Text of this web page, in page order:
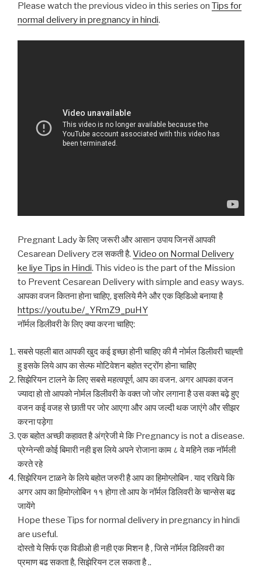
Please watch the previous video in this series on Tips for
normal delivery in pregnancy in hindi.
Pregnant Lady के लिए जरूरी और आसान उपाय जिनसें आपकी
Cesarean Delivery टल सकती है. Video on Normal Delivery
ke liye Tips in Hindi. This video is the part of the Mission
to Prevent Cesarean Delivery with simple and easy ways.
आपका वजन कितना होना चाहिए, इसलिये मैने और एक व्हिडिओ बनाया है
https://youtu.be/_YRmZ9_puHY
नॉर्मल डिलीवरी के लिए क्या करना चाहिए:
सबसे पहली बात आपकी खुद कई इच्छा होनी चाहिए की मै नोर्मल डिलीवरी चाह्ती
हु इसके लिये आप का सेल्फ मोटिवेशन बहोत स्ट्रोंग होना चाहिए
सिझेरियन टालने के लिए सबसे महत्वपूर्ण, आप का वजन. अगर आपका वजन
ज्यादा हो तो आपको नोर्मल डिलीवरी के वक्त जो जोर लगाना है उस वक्त बढ़े हुए
वजन कई वजह से छाती पर जोर आएगा और आप जल्दी थक जाएंगे और सीझर
करना पड़ेगा
एक बहोत अच्छी कहावत है अंग्रेजी मे कि Pregnancy is not a disease.
प्रेग्नेन्सी कोई बिमारी नही इस लिये अपने रोजाना काम ८ वे महिने तक नॉर्मली
करते रहे
सिझेरियन टाळने के लिये बहोत जरुरी है आप का हिमोग्लोबिन . याद रखिये कि
अगर आप का हिमोग्लोबिन ११ होगा तो आप के नॉर्मल डिलिवरी के चान्सेस बढ
जायेंगे
Hope these Tips for normal delivery in pregnancy in hindi
are useful.
दोस्तो ये सिर्फ एक विडीओ ही नही एक मिशन है , जिसे नॉर्मल डिलिवरी का
प्रमाण बढ सकता है, सिझेरियन टल सकता है ..